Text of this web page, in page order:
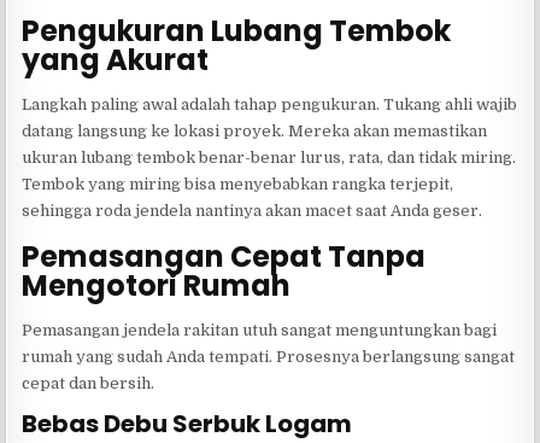
Pengukuran Lubang Tembok
yang Akurat
Langkah paling awal adalah tahap pengukuran. Tukang ahli wajib
datang langsung ke lokasi proyek. Mereka akan memastikan
ukuran lubang tembok benar-benar lurus, rata, dan tidak miring.
Tembok yang miring bisa menyebabkan rangka terjepit,
sehingga roda jendela nantinya akan macet saat Anda geser.
Pemasangan Cepat Tanpa
Mengotori Rumah
Pemasangan jendela rakitan utuh sangat menguntungkan bagi
rumah yang sudah Anda tempati. Prosesnya berlangsung sangat
cepat dan bersih.
Bebas Debu Serbuk Logam